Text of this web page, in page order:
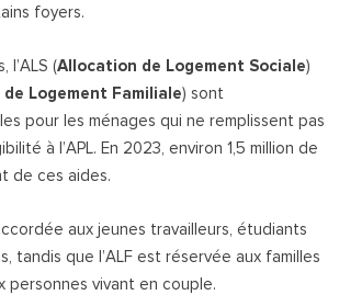
foyers.
l’ALS (Allocation de Logement Sociale)
Logement Familiale) sont
pour les ménages qui ne remplissent pas
à l’APL. En 2023, environ 1,5 million de
de ces aides.
aux jeunes travailleurs, étudiants
tandis que l’ALF est réservée aux familles
personnes vivant en couple.